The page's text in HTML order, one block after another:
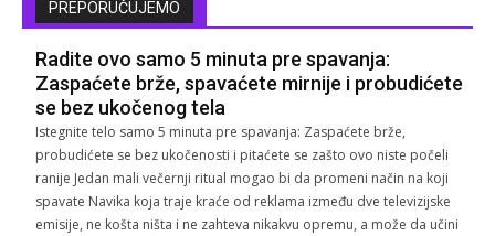
PREPORUČUJEMO
Radite ovo samo 5 minuta pre spavanja:
Zaspaćete brže, spavaćete mirnije i probudićete
se bez ukočenog tela
Istegnite telo samo 5 minuta pre spavanja: Zaspaćete brže,
probudićete se bez ukočenosti i pitaćete se zašto ovo niste počeli
ranije Jedan mali večernji ritual mogao bi da promeni način na koji
spavate Navika koja traje kraće od reklama između dve televizijske
emisije, ne košta ništa i ne zahteva nikakvu opremu, a može da učini